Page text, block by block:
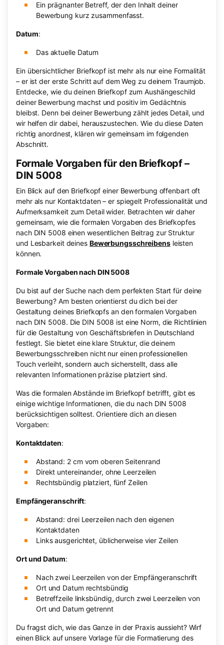
Ein prägnanter Betreff, der den Inhalt deiner
Bewerbung kurz zusammenfasst.
Datum:
Das aktuelle Datum
Ein übersichtlicher Briefkopf ist mehr als nur eine Formalität
– er ist der erste Schritt auf dem Weg zu deinem Traumjob.
Entdecke, wie du deinen Briefkopf zum Aushängeschild
deiner Bewerbung machst und positiv im Gedächtnis
bleibst. Denn bei deiner Bewerbung zählt jedes Detail, und
wir helfen dir dabei, herauszustechen. Wie du diese Daten
richtig anordnest, klären wir gemeinsam im folgenden
Abschnitt.
Formale Vorgaben für den Briefkopf –
DIN 5008
Ein Blick auf den Briefkopf einer Bewerbung offenbart oft
mehr als nur Kontaktdaten – er spiegelt Professionalität und
Aufmerksamkeit zum Detail wider. Betrachten wir daher
gemeinsam, wie die formalen Vorgaben des Briefkopfes
nach DIN 5008 einen wesentlichen Beitrag zur Struktur
und Lesbarkeit deines Bewerbungsschreibensleisten
können.
Formale Vorgaben nach DIN 5008
Du bist auf der Suche nach dem perfekten Start für deine
Bewerbung? Am besten orientierst du dich bei der
Gestaltung deines Briefkopfs an den formalen Vorgaben
nach DIN 5008. Die DIN 5008 ist eine Norm, die Richtlinien
für die Gestaltung von Geschäftsbriefen in Deutschland
festlegt. Sie bietet eine klare Struktur, die deinem
Bewerbungsschreiben nicht nur einen professionellen
Touch verleiht, sondern auch sicherstellt, dass alle
relevanten Informationen präzise platziert sind.
Was die formalen Abstände im Briefkopf betrifft, gibt es
einige wichtige Informationen, die du nach DIN 5008
berücksichtigen solltest. Orientiere dich an diesen
Vorgaben:
Kontaktdaten:
Abstand: 2 cm vom oberen Seitenrand
Direkt untereinander, ohne Leerzeilen
Rechtsbündig platziert, fünf Zeilen
Empfängeranschrift:
Abstand: drei Leerzeilen nach den eigenen
Kontaktdaten
Links ausgerichtet, üblicherweise vier Zeilen
Ort und Datum:
Nach zwei Leerzeilen von der Empfängeranschrift
Ort und Datum rechtsbündig
Betreffzeile linksbündig, durch zwei Leerzeilen von
Ort und Datum getrennt
Du fragst dich, wie das Ganze in der Praxis aussieht? Wirf
einen Blick auf unsere Vorlage für die Formatierung des